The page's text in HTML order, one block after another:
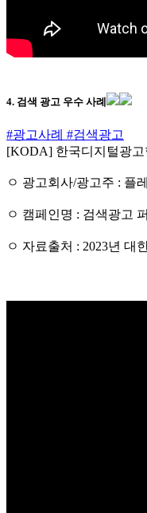
4. 검색 광고 우수 사례
#광고사례 #검색광고
[KODA] 한국디지털광고
ㅇ 광고회사/광고주 : 플
ㅇ 캠페인명 : 검색광고
ㅇ 자료출처 : 2023년 대